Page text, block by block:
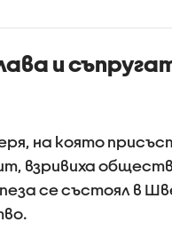
и
на която
взривиха
се състоял в